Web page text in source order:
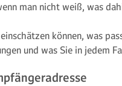
man nicht weiß, was
können, was
und was Sie in jedem